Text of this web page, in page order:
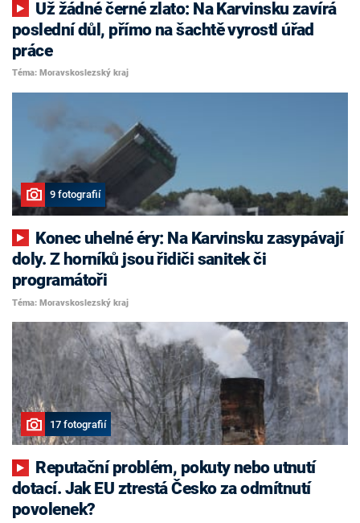
poslední důl, přímo na šachtě vyrostl úřad
práce
Téma: Moravskoslezský kraj
9 fotografií
doly. Z horníků jsou řidiči sanitek či
programátoři
Téma: Moravskoslezský kraj
17 fotografií
dotací. Jak EU ztrestá Česko za odmítnutí
povolenek?